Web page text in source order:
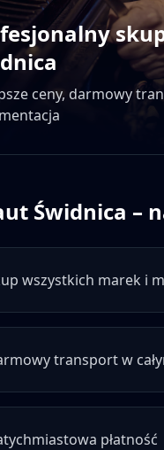
ceny, darmowy
Świdnica –
wszystkich marek i
transport w
płatność